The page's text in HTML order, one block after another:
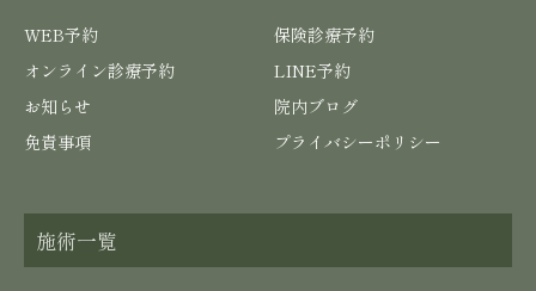
WEB予約
保険診療予約
オンライン診療予約
LINE予約
お知らせ
院内ブログ
免責事項
プライバシーポリシー
施術一覧